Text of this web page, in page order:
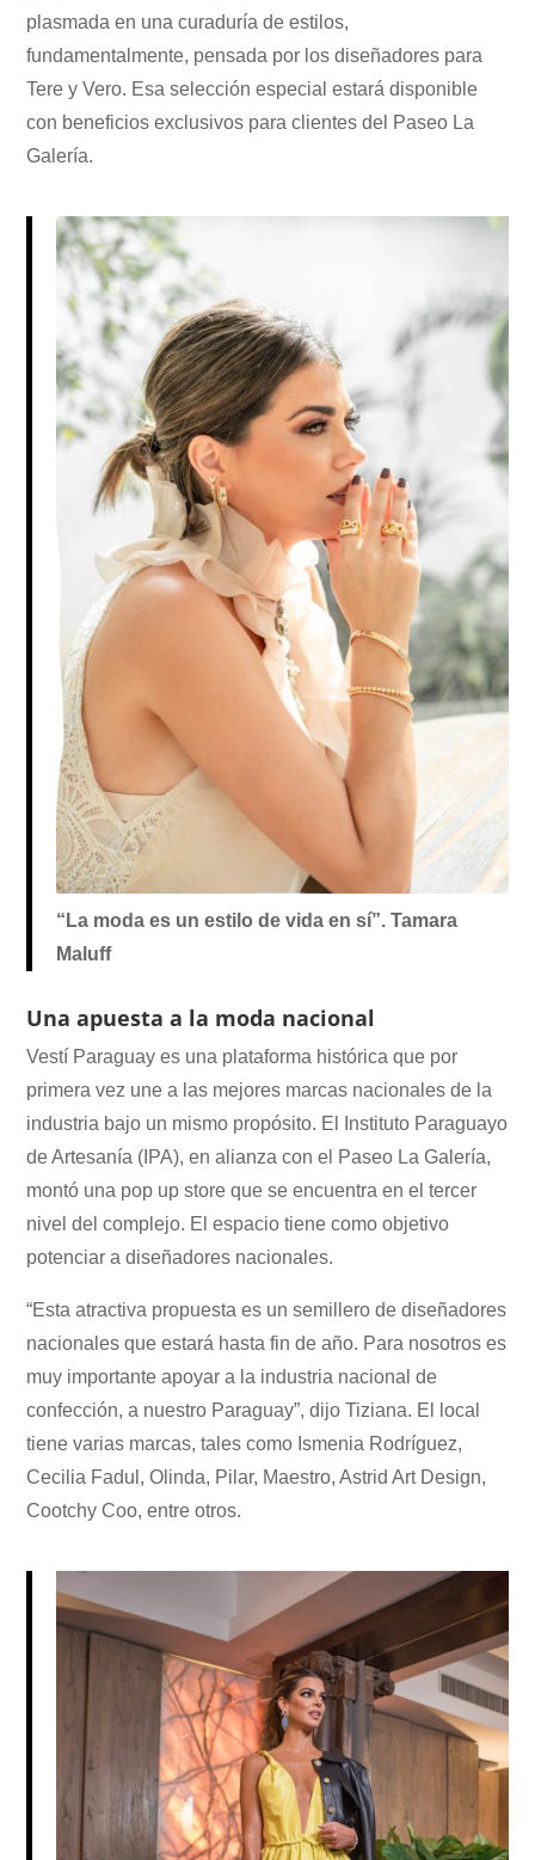
plasmada en una curaduría de estilos,
fundamentalmente, pensada por los diseñadores para
Tere y Vero. Esa selección especial estará disponible
con beneficios exclusivos para clientes del Paseo La
Galería.
“La moda es un estilo de vida en sí”. Tamara
Maluff
Una apuesta a la moda nacional
Vestí Paraguay es una plataforma histórica que por
primera vez une a las mejores marcas nacionales de la
industria bajo un mismo propósito. El Instituto Paraguayo
de Artesanía (IPA), en alianza con el Paseo La Galería,
montó una pop up store que se encuentra en el tercer
nivel del complejo. El espacio tiene como objetivo
potenciar a diseñadores nacionales.
“Esta atractiva propuesta es un semillero de diseñadores
nacionales que estará hasta fin de año. Para nosotros es
muy importante apoyar a la industria nacional de
confección, a nuestro Paraguay”, dijo Tiziana. El local
tiene varias marcas, tales como Ismenia Rodríguez,
Cecilia Fadul, Olinda, Pilar, Maestro, Astrid Art Design,
Cootchy Coo, entre otros.